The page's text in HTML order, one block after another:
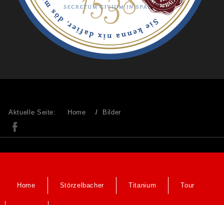
Aktuelle Seite: Home Bilder
Home Störzelbacher Titanium Tour